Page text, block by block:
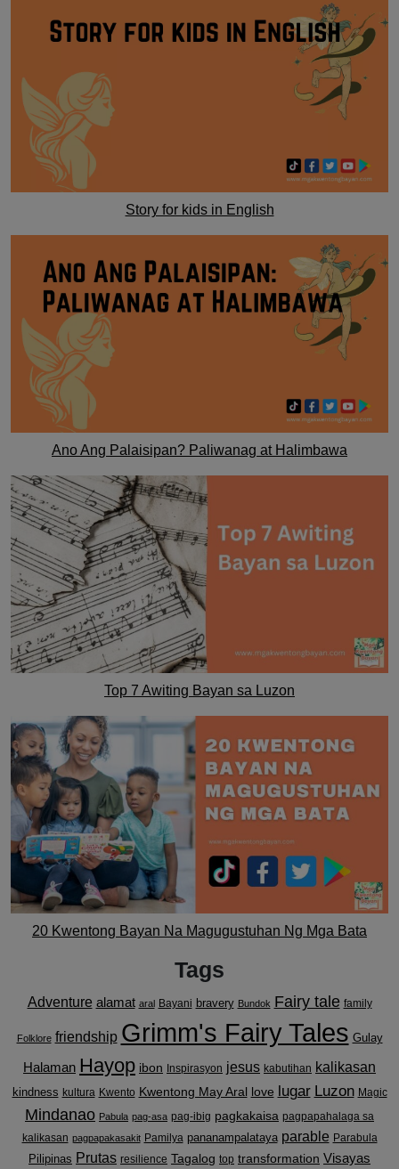
Story for kids in English
Ano Ang Palaisipan? Paliwanag at Halimbawa
Top 7 Awiting Bayan sa Luzon
20 Kwentong Bayan Na Magugustuhan Ng Mga Bata
Tags
Adventure alamat aral Bayani bravery Bundok Fairy tale family
Folklore friendship Grimm's Fairy Tales Gulay
Halaman Hayop ibon Inspirasyon jesus kabutihan kalikasan
kindness kultura Kwento Kwentong May Aral love lugar Luzon Magic
Mindanao Pabula pag-asa pag-ibig pagkakaisa pagpapahalaga sa
kalikasan pagpapakasakit Pamilya pananampalataya parable Parabula
Pilipinas Prutas resilience Tagalog top transformation Visayas